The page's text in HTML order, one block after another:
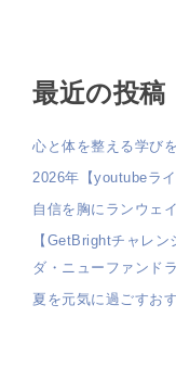
最近の投稿
心と体を整える学び
2026年【youtubeラ
自信を胸にランウェ
【GetBrightチャレ
ダ・ニューファンド
夏を元気に過ごすお